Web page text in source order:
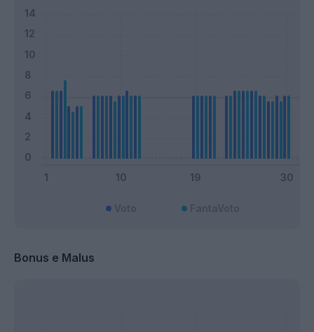
Bonus e Malus